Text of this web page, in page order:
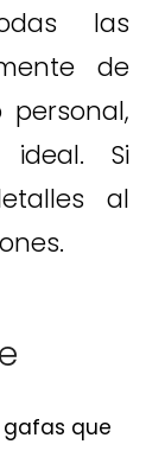
las
de
ideal. Si
al
gafas que